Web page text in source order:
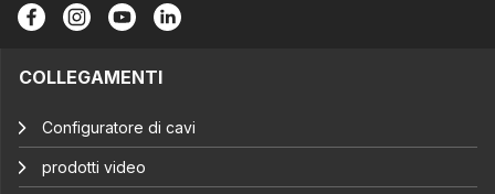
COLLEGAMENTI
Configuratore di cavi
prodotti video